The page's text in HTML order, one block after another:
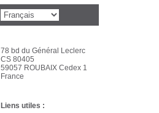
78 bd du Général Leclerc
CS 80405
59057 ROUBAIX Cedex 1
France
Liens utiles :